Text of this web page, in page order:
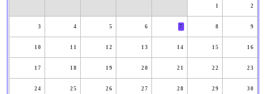
1 2
3 4 5 6 7 8 9
10 11 12 13 14 15 16
17 18 19 20 21 22 23
24 25 26 27 28 29 30